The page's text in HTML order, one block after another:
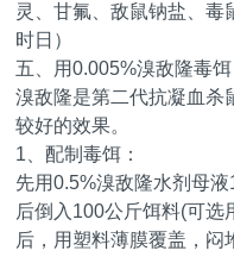
灵、甘氟、敌鼠钠盐、毒
时日）
五、用0.005%溴敌隆毒饵
溴敌隆是第二代抗凝血杀
较好的效果。
1、配制毒饵：
先用0.5%溴敌隆水剂母
后倒入100公斤饵料(可选
后，用塑料薄膜覆盖，闷